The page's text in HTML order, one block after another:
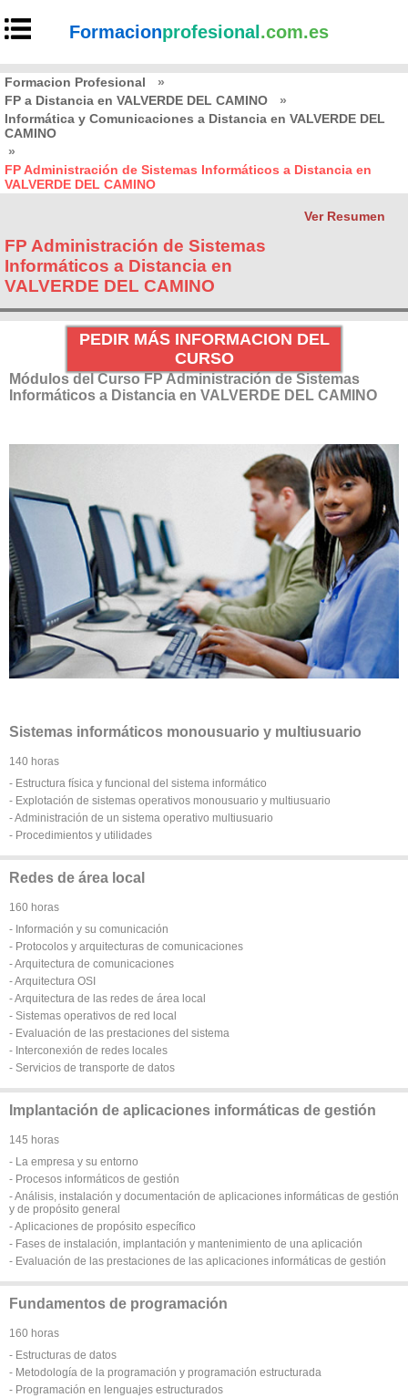
Formacionprofesional .com.es
Formacion Profesional
»
FP a Distancia en VALVERDE DEL CAMINO
»
Informática y Comunicaciones a Distancia en VALVERDE DEL
CAMINO
»
FP Administración de Sistemas Informáticos a Distancia en
VALVERDE DEL CAMINO
Ver Resumen
FP Administración de Sistemas
Informáticos a Distancia en
VALVERDE DEL CAMINO
PEDIR MÁS INFORMACION DEL
CURSO
Módulos del Curso FP Administración de Sistemas
Informáticos a Distancia en VALVERDE DEL CAMINO
Sistemas informáticos monousuario y multiusuario
140 horas
- Estructura física y funcional del sistema informático
- Explotación de sistemas operativos monousuario y multiusuario
- Administración de un sistema operativo multiusuario
- Procedimientos y utilidades
Redes de área local
160 horas
- Información y su comunicación
- Protocolos y arquitecturas de comunicaciones
- Arquitectura de comunicaciones
- Arquitectura OSI
- Arquitectura de las redes de área local
- Sistemas operativos de red local
- Evaluación de las prestaciones del sistema
- Interconexión de redes locales
- Servicios de transporte de datos
Implantación de aplicaciones informáticas de gestión
145 horas
- La empresa y su entorno
- Procesos informáticos de gestión
- Análisis, instalación y documentación de aplicaciones informáticas de gestión
y de propósito general
- Aplicaciones de propósito específico
- Fases de instalación, implantación y mantenimiento de una aplicación
- Evaluación de las prestaciones de las aplicaciones informáticas de gestión
Fundamentos de programación
160 horas
- Estructuras de datos
- Metodología de la programación y programación estructurada
- Programación en lenguajes estructurados